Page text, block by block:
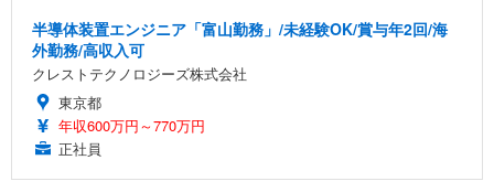
￥4,139
￥34,980
半導体装置エンジニア「富山勤務」/未経験OK/賞与年2回/海
外勤務/高収入可
クレストテクノロジーズ株式会社
東京都
年収600万円～770万円
正社員